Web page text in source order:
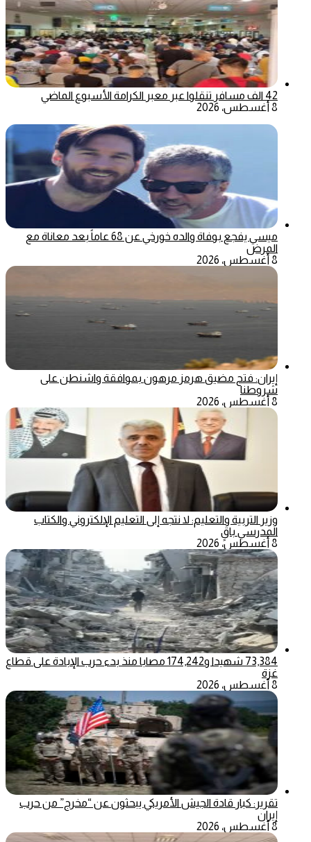
42 الف مسافر تنقلوا عبر معبر الكرامة الأسبوع الماضي
8 أغسطس، 2026
ميسي يفجع بوفاة والده خورخي عن 68 عاماً بعد معاناة مع
المرض
8 أغسطس، 2026
إيران: فتح مضيق هرمز مرهون بموافقة واشنطن على
شروطنا
8 أغسطس، 2026
وزير التربية والتعليم: لا نتجه إلى التعليم الإلكتروني والكتاب
المدرسي باقٍ
8 أغسطس، 2026
73,384 شهيدا و174,242 مصابا منذ بدء حرب الإبادة على قطاع
غزة
8 أغسطس، 2026
تقرير: كبار قادة الجيش الأمريكي يبحثون عن “مخرج” من حرب
إيران
8 أغسطس، 2026